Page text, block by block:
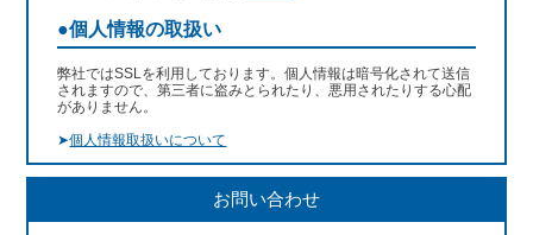
●個人情報の取扱い
弊社ではSSLを利用しております。個人情報は暗号化されて送信
されますので、第三者に盗みとられたり、悪用されたりする心配
がありません。
➤個人情報取扱いについて
お問い合わせ